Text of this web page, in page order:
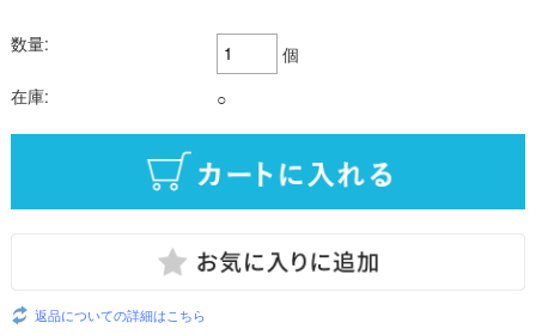
数量:
個
在庫:
○
返品についての詳細はこちら